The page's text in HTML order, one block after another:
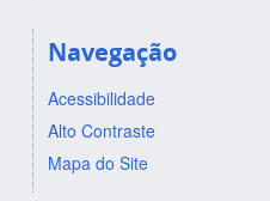
Navegação
Acessibilidade
Alto Contraste
Mapa do Site